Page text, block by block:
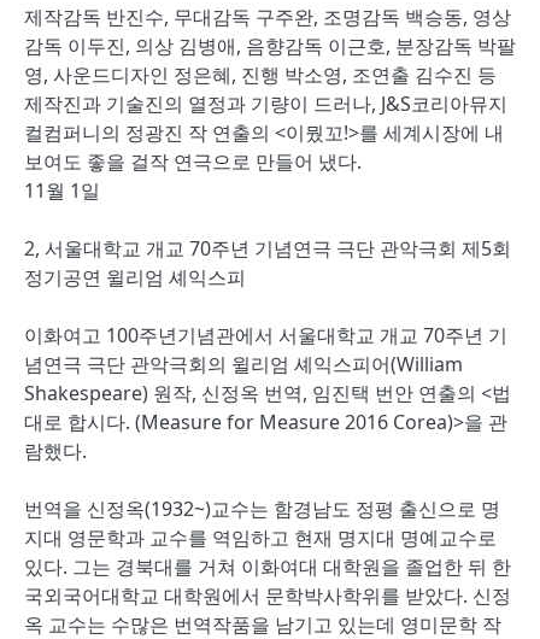
제작감독 반진수, 무대감독 구주완, 조명감독 백승동, 영상
감독 이두진, 의상 김병애, 음향감독 이근호, 분장감독 박팔
영, 사운드디자인 정은혜, 진행 박소영, 조연출 김수진 등
제작진과 기술진의 열정과 기량이 드러나, J&S코리아뮤지
컬컴퍼니의 정광진 작 연출의 <이뭤꼬!>를 세계시장에 내
보여도 좋을 걸작 연극으로 만들어 냈다.
11월 1일
2, 서울대학교 개교 70주년 기념연극 극단 관악극회 제5회
정기공연 윌리엄 셰익스피
이화여고 100주년기념관에서 서울대학교 개교 70주년 기
념연극 극단 관악극회의 윌리엄 셰익스피어(William
Shakespeare) 원작, 신정옥 번역, 임진택 번안 연출의 <법
대로 합시다. (Measure for Measure 2016 Corea)>을 관
람했다.
번역을 신정옥(1932~)교수는 함경남도 정평 출신으로 명
지대 영문학과 교수를 역임하고 현재 명지대 명예교수로
있다. 그는 경북대를 거쳐 이화여대 대학원을 졸업한 뒤 한
국외국어대학교 대학원에서 문학박사학위를 받았다. 신정
옥 교수는 수많은 번역작품을 남기고 있는데 영미문학 작